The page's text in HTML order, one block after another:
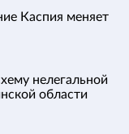
Каспия меняет
нелегальной
области